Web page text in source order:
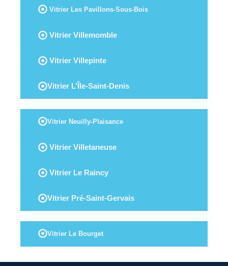
Vitrier Les Pavillons-Sous-Bois
Vitrier Villemomble
Vitrier Villepinte
Vitrier L’Île-Saint-Denis
Vitrier Neuilly-Plaisance
Vitrier Villetaneuse
Vitrier Le Raincy
Vitrier Pré-Saint-Gervais
Vitrier Le Bourget